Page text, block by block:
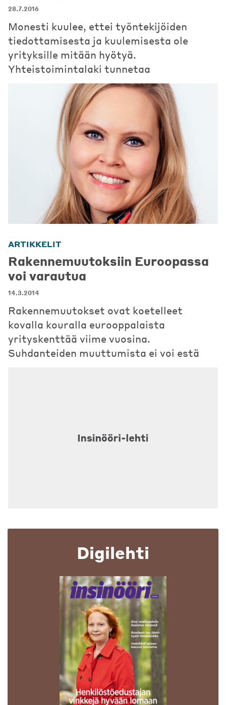
28.7.2016
Monesti kuulee, ettei työntekijöiden
tiedottamisesta ja kuulemisesta ole
yrityksille mitään hyötyä.
Yhteistoimintalaki tunnetaa
ARTIKKELIT
Rakennemuutoksiin Euroopassa
voi varautua
14.3.2014
Rakennemuutokset ovat koetelleet
kovalla kouralla eurooppalaista
yrityskenttää viime vuosina.
Suhdanteiden muuttumista ei voi estä
Digilehti